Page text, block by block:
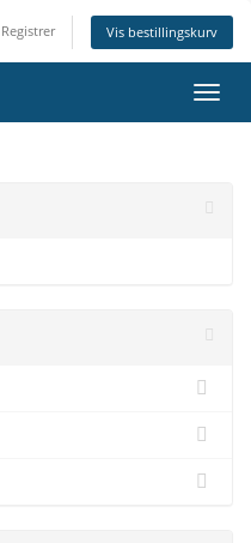
Registrer Vis bestillingskurv
Skift